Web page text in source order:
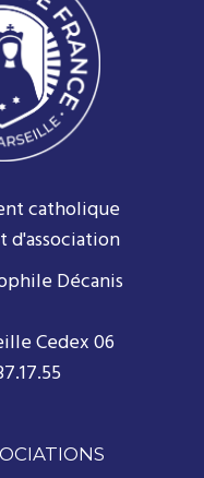
catholique
d'association
Décanis
Cedex 06